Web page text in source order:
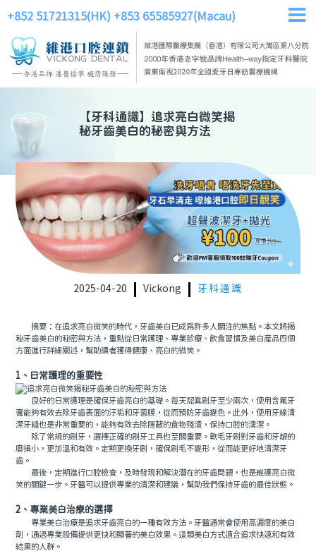
+852 51721315(HK) +853 65585927(Macau)
【牙科通識】 追求亮白微笑揭
秘牙齒美白的秘密與方法
2025-04-20 Vickong 牙科通識
摘要：在追求亮白微笑的時代，牙齒美白已成爲許多人關注的焦點。本文將揭
秘牙齒美白的秘密與方法，重點從日常護理、專業診療、飲食習慣及美白産品四個
方面進行詳細闡述，幫助讀者獲得健康、亮白的微笑。
1、日常護理的重要性
良好的日常護理是確保牙齒亮白的基礎。每天認真刷牙至少兩次，使用含氟牙
膏能夠有效去除牙齒表面的汙垢和牙菌膜，從而預防牙齒變色。此外，使用牙線清
潔牙縫也是非常重要的，能夠有效去除隱蔽的食物殘渣，保持口腔的清潔。
除了常規的刷牙，選擇正確的刷牙工具也至關重要。軟毛牙刷對牙齒和牙龈的
磨損小，更加溫和有效。定期更換牙刷，確保刷毛不變形，從而能更好地清潔牙
齒。
最後，定期進行口腔檢查，及時發現和解決潛在的牙齒問題，也是維護亮白微
笑的關鍵一步。牙醫可以提供專業的清潔和建議，幫助我們保持牙齒的最佳狀態。
2、專業美白治療的選擇
專業美白治療是追求牙齒亮白的一種有效方法。牙醫通常會使用高濃度的美白
劑，通過專業設備提供更快和顯著的美白效果。這類美白方式適合追求快速和有效
結果的人群。